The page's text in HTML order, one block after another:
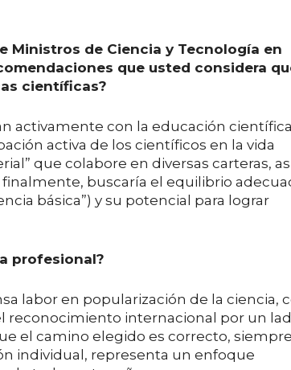
Ministros de Ciencia y Tecnología en
que usted considera
científicas?
activamente con la educación
activa de los científicos en la vida
que colabore en diversas carteras,
buscaría el equilibrio
básica”) y su potencial para lograr
profesional?
labor en popularización de la ciencia,
reconocimiento internacional por un
el camino elegido es correcto, siempre
individual, representa un enfoque